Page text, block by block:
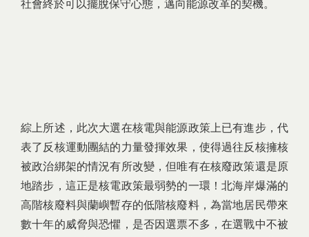
社會終於可以擺脫保守心態，邁向能源改革的契機。
綜上所述，此次大選在核電與能源政策上已有進步，代
表了反核運動團結的力量發揮效果，使得過往反核擁核
被政治綁架的情況有所改變，但唯有在核廢政策還是原
地踏步，這正是核電政策最弱勢的一環！北海岸爆滿的
高階核廢料與蘭嶼暫存的低階核廢料，為當地居民帶來
數十年的威脅與恐懼，是否因選票不多，在選戰中不被